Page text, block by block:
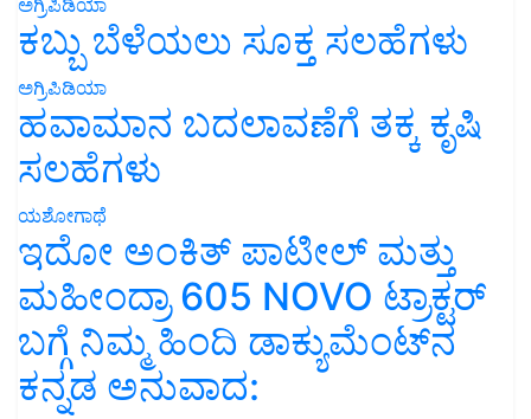
ಕಬ್ಬು ಬೆಳೆಯಲು ಸೂಕ್ತ ಸಲಹೆಗಳು
ಅಗ್ರಿಪಿಡಿಯಾ
ಹವಾಮಾನ ಬದಲಾವಣೆಗೆ ತಕ್ಕ ಕೃಷಿ
ಸಲಹೆಗಳು
ಯಶೋಗಾಥೆ
ಇದೋ ಅಂಕಿತ್ ಪಾಟೀಲ್ ಮತ್ತು
ಮಹೀಂದ್ರಾ 605 NOVO ಟ್ರಾಕ್ಟರ್
ಬಗ್ಗೆ ನಿಮ್ಮ ಹಿಂದಿ ಡಾಕ್ಯುಮೆಂಟ್‌ನ
ಕನ್ನಡ ಅನುವಾದ: